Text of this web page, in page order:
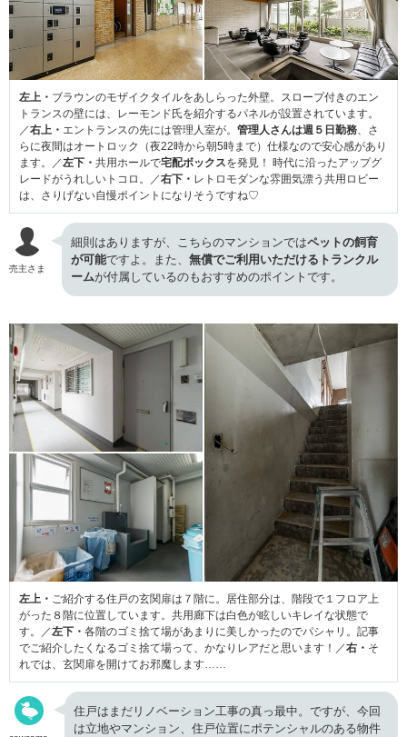
左上・ ブラウンのモザイクタイルをあしらった外壁。スロープ付きのエン
トランスの壁には、レーモンド氏を紹介するパネルが設置されています。
／右上・ エントランスの先には管理人室が。 管理人さんは週５日勤務 、さ
らに夜間はオートロック（夜22時から朝5時まで）仕様なので安心感があり
ます。／左下・ 共用ホールで宅配ボックスを発見！ 時代に沿ったアップグ
レードがうれしいトコロ。／右下・ レトロモダンな雰囲気漂う共用ロビー
は、さりげない自慢ポイントになりそうですね♡
売主さま
細則はありますが、こちらのマンションではペットの飼育
が可能ですよ。また、 無償でご利用いただけるトランクル
ームが付属しているのもおすすめのポイントです。
左上・ ご紹介する住戸の玄関扉は７階に。居住部分は、階段で１フロア上
がった８階に位置しています。共用廊下は白色が眩しいキレイな状態で
す。／左下・ 各階のゴミ捨て場があまりに美しかったのでパシャリ。記事
でご紹介したくなるゴミ捨て場って、かなりレアだと思います！／右・ そ
れでは、玄関扉を開けてお邪魔します……
住戸はまだリノベーション工事の真っ最中。ですが、今回
は立地やマンション、住戸位置にポテンシャルのある物件